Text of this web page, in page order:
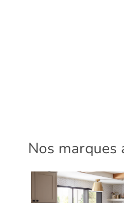
Nos marques